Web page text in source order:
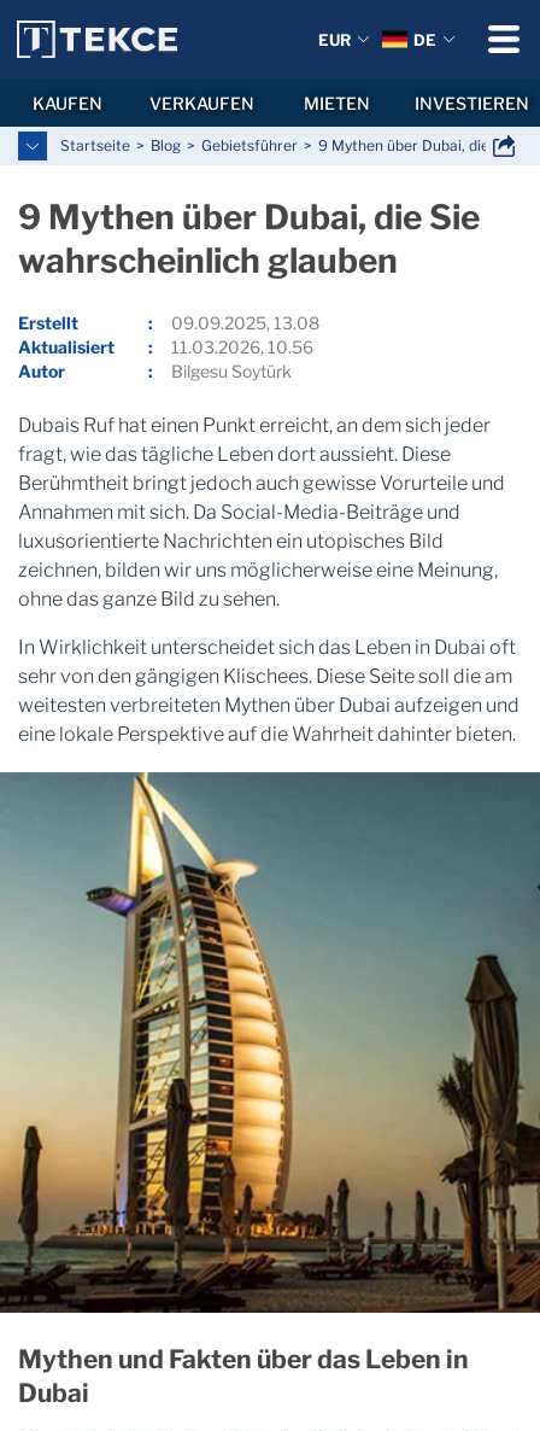
Startseite Blog Gebietsführer 9 Mythen über Dubai, die Sie
9 Mythen über Dubai, die Sie
wahrscheinlich glauben
Erstellt
09.09.2025, 13.08
Aktualisiert
11.03.2026, 10.56
Autor
Bilgesu Soytürk
Dubais Ruf hat einen Punkt erreicht, an dem sich jeder
fragt, wie das tägliche Leben dort aussieht. Diese
Berühmtheit bringt jedoch auch gewisse Vorurteile und
Annahmen mit sich. Da Social-Media-Beiträge und
luxusorientierte Nachrichten ein utopisches Bild
zeichnen, bilden wir uns möglicherweise eine Meinung,
ohne das ganze Bild zu sehen.
In Wirklichkeit unterscheidet sich das Leben in Dubai oft
sehr von den gängigen Klischees. Diese Seite soll die am
weitesten verbreiteten Mythen über Dubai aufzeigen und
eine lokale Perspektive auf die Wahrheit dahinter bieten.
Mythen und Fakten über das Leben in
Dubai
EUR DE
KAUFEN VERKAUFEN MIETEN INVESTIEREN